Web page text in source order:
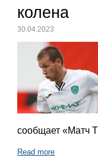
колена
30.04.2023
сообщает «Матч
Read more